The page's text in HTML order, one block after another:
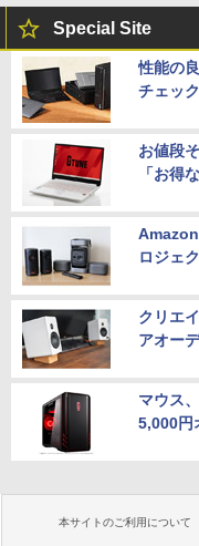
Special Site
性能の
チェック
お値段
「お得
ロジェ
クリエ
アオー
マウス
5,000円
本サイトのご利用について